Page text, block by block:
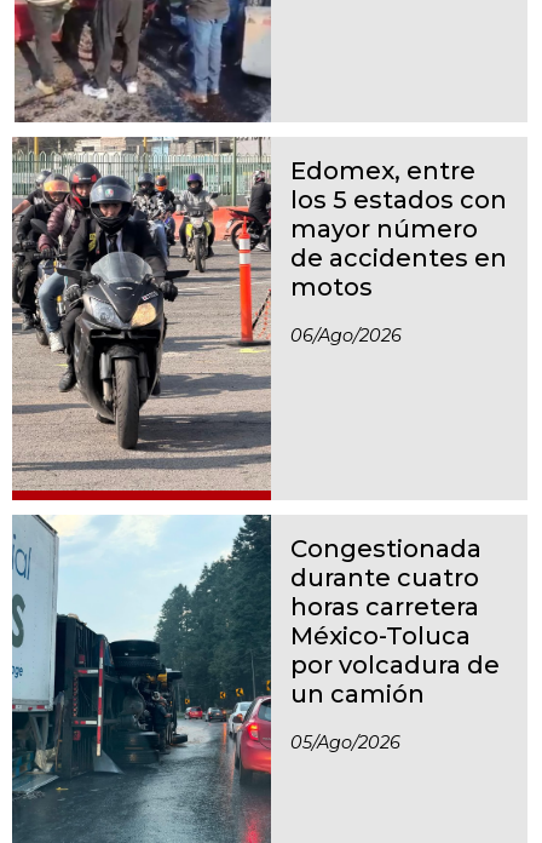
Edomex, entre
los 5 estados con
mayor número
de accidentes en
motos
06/ago/2026
Congestionada
durante cuatro
horas carretera
México-Toluca
por volcadura de
un camión
05/ago/2026